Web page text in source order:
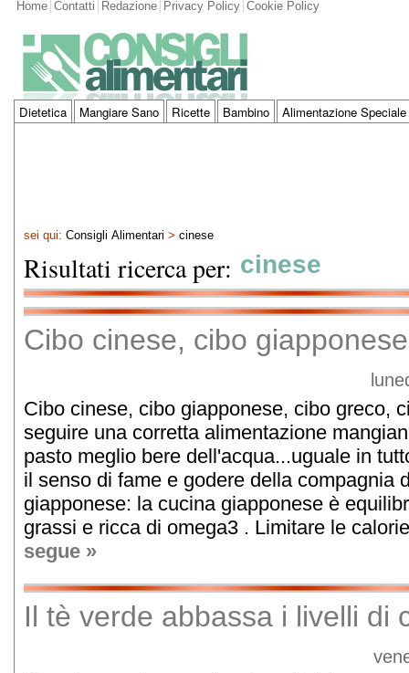
Home Contatti Redazione Privacy Policy Cookie Policy
Dietetica Mangiare Sano Ricette Bambino Alimentazione Speciale
sei qui: Consigli Alimentari > cinese
Risultati ricerca per: cinese
Cibo cinese, cibo
Cibo cinese, cibo giapponese, cibo greco,
seguire una corretta alimentazione
pasto meglio bere dell'acqua...uguale in
il senso di fame e godere della compagnia
giapponese: la cucina giapponese è
grassi e ricca di omega3 . Limitare le
segue »
Il tè verde abbassa i livelli di